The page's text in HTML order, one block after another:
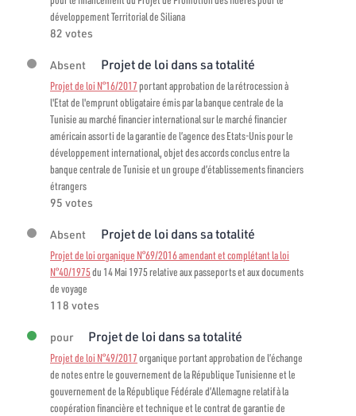
développement Territorial de Siliana
82 votes
Absent Projet de loi dans sa totalité
Projet de loi N°16/2017portant approbation de la rétrocession à
l'Etat de l'emprunt obligataire émis par la banque centrale de la
Tunisie au marché financier international sur le marché financier
américain assorti de la garantie de l’agence des Etats-Unis pour le
développement international, objet des accords conclus entre la
banque centrale de Tunisie et un groupe d’établissements financiers
étrangers
95 votes
Absent Projet de loi dans sa totalité
Projet de loi organique N°69/2016 amendant et complétant la loi
N°40/1975du 14 Mai 1975 relative aux passeports et aux documents
de voyage
118 votes
pour Projet de loi dans sa totalité
Projet de loi N°49/2017organique portant approbation de l’échange
de notes entre le gouvernement de la République Tunisienne et le
gouvernement de la République Fédérale d’Allemagne relatif à la
coopération financière et technique et le contrat de garantie de